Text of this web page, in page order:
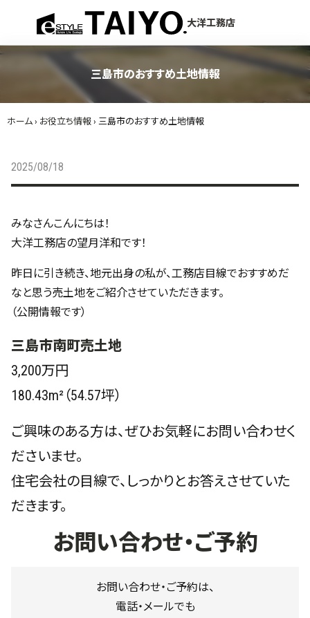
大洋工務店
三島市のおすすめ土地情報
ホーム › お役立ち情報 › 三島市のおすすめ土地情報
2025/08/18
みなさんこんにちは！
大洋工務店の望月洋和です！
昨日に引き続き、地元出身の私が、工務店目線でおすすめだ
なと思う売土地をご紹介させていただきます。
（公開情報です）
三島市南町売土地
3,200万円
180.43m²（54.57坪）
ご興味のある方は、ぜひお気軽にお問い合わせく
ださいませ。
住宅会社の目線で、しっかりとお答えさせていた
だきます。
お問い合わせ・ご予約
お問い合わせ・ご予約は、
電話・メールでも